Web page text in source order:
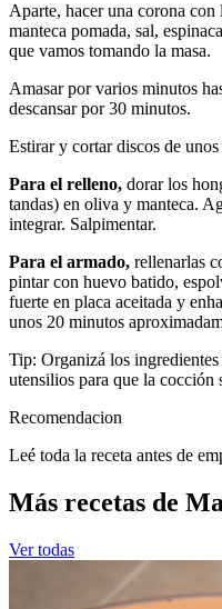
Aparte, hacer una corona
manteca pomada, sal,
que vamos tomando la masa.
Amasar por varios minutos
descansar por 30 minutos.
Estirar y cortar discos de
Para el relleno, dorar los
tandas) en oliva y manteca.
integrar. Salpimentar.
Para el armado, rellenarlas
pintar con huevo batido,
fuerte en placa aceitada y
unos 20 minutos
Tip: Organizá los
utensilios para que la cocción
Recomendacion
Leé toda la receta antes de
Más recetas de
Ver todas